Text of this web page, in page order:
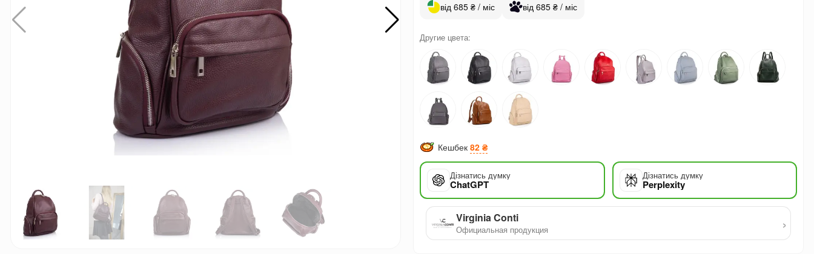
від 685 ₴ / міс від 685 ₴ / міс
Другие цвета:
Кешбек 82 ₴
Дізнатись думку
ChatGPT
Дізнатись думку
Perplexity
Virginia Conti
Официальная продукция ›